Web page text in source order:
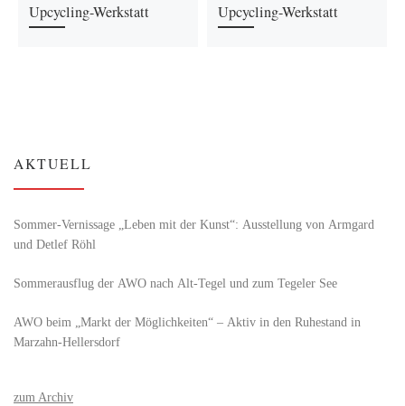
Upcycling-Werkstatt Upcycling-Werkstatt
AKTUELL
Sommer-Vernissage „Leben mit der Kunst“: Ausstellung von Armgard
und Detlef Röhl
Sommerausflug der AWO nach Alt‑Tegel und zum Tegeler See
AWO beim „Markt der Möglichkeiten“ – Aktiv in den Ruhestand in
Marzahn-Hellersdorf
zum Archiv